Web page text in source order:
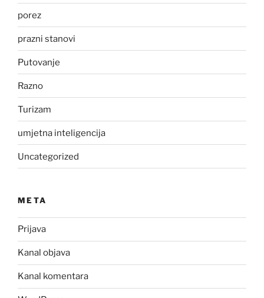
porez
prazni stanovi
Putovanje
Razno
Turizam
umjetna inteligencija
Uncategorized
META
Prijava
Kanal objava
Kanal komentara